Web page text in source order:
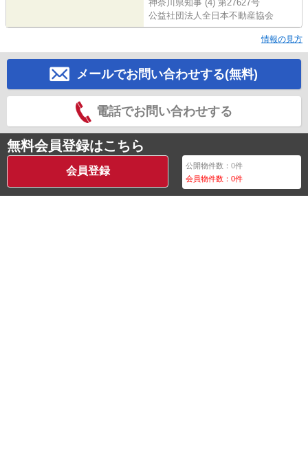
神奈川県知事 (4) 第27627号
公益社団法人全日本不動産協会
情報の見方
メールでお問い合わせする(無料)
電話でお問い合わせする
無料会員登録はこちら
会員登録 公開物件数：0件
会員物件数：0件